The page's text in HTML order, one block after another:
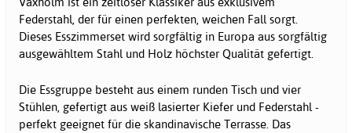
Federstahl, der für einen perfekten, weichen Fall sorgt.
Dieses Esszimmerset wird sorgfältig in Europa aus sorgfältig
ausgewähltem Stahl und Holz höchster Qualität gefertigt.
Die Essgruppe besteht aus einem runden Tisch und vier
Stühlen, gefertigt aus weiß lasierter Kiefer und Federstahl -
perfekt geeignet für die skandinavische Terrasse. Das